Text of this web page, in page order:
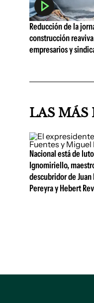
Reducción de la
construcción
empresarios y
LAS MÁS
Nacional está de
Ignomiriello,
descubridor de Juan
Pereyra y Hebert